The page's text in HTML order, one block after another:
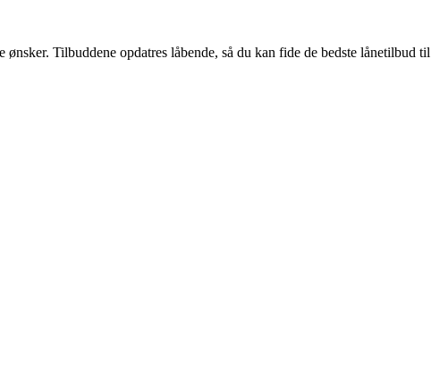
Tilbuddene opdatres låbende, så du kan fide de bedste lånetilbud til